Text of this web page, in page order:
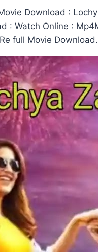
Download :
: Watch Online :
full Movie Download.